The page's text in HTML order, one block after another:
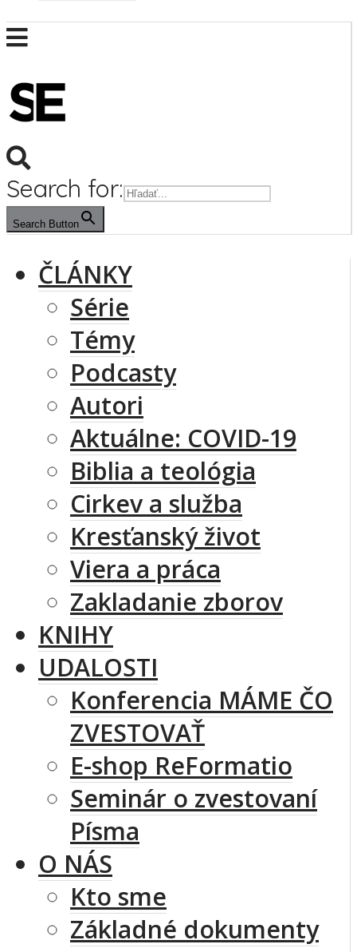
Search for:
Search Button
ČLÁNKY
Série
Témy
Podcasty
Autori
Aktuálne: COVID-19
Biblia a teológia
Cirkev a služba
Kresťanský život
Viera a práca
Zakladanie zborov
KNIHY
UDALOSTI
Konferencia MÁME ČO
ZVESTOVAŤ
E-shop ReFormatio
Seminár o zvestovaní
Písma
O NÁS
Kto sme
Základné dokumenty